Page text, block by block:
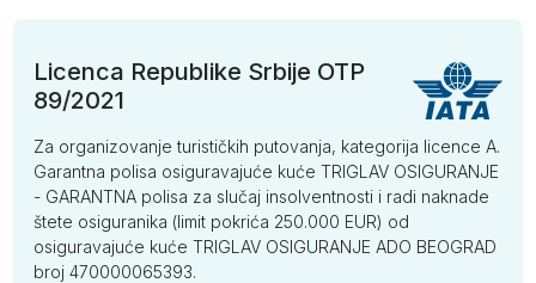
Licenca Republike Srbije OTP
89/2021
Za organizovanje turističkih putovanja, kategorija licence A.
Garantna polisa osiguravajuće kuće TRIGLAV OSIGURANJE
- GARANTNA polisa za slučaj insolventnosti i radi naknade
štete osiguranika (limit pokrića 250.000 EUR) od
osiguravajuće kuće TRIGLAV OSIGURANJE ADO BEOGRAD
broj 470000065393.